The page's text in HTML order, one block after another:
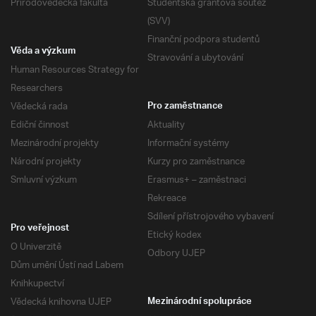
(SVV)
Finanční podpora studentů
Stravování a ubytování
Věda a výzkum
Human Resources Strategy for
Researchers
Vědecká rada
Ediční činnost
Mezinárodní projekty
Národní projekty
Smluvní výzkum
Pro zaměstnance
Aktuality
Informační systémy
Kurzy pro zaměstnance
Erasmus+ – zaměstnaci
Rekreace
Sdílení přístrojového vybavení
Etický kodex
Odbory UJEP
Pro veřejnost
O Univerzitě
Dům umění Ústí nad Labem
Knihkupectví
Vědecká knihovna UJEP
Mezinárodní spolupráce